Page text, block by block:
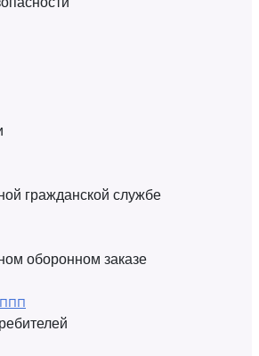
гражданской службе
оборонном заказе